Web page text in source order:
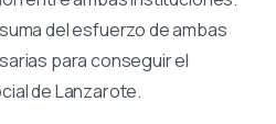
del esfuerzo de ambas
para conseguir el
de Lanzarote.